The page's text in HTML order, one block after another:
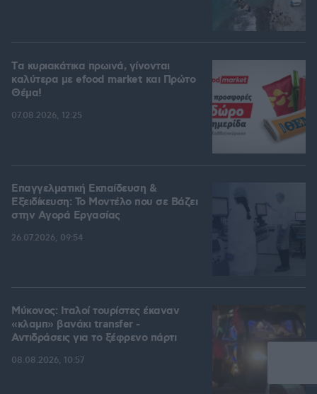
Tα κυριακάτικα πρωινά, γίνονται
καλύτερα με efood market και Πρώτο
Θέμα!
07.08.2026, 12:25
Επαγγελματική Εκπαίδευση &
Εξειδίκευση: Το Mοντέλο που σε Bάζει
στην Aγορά Eργασίας
26.07.2026, 09:54
Μύκονος: Ιταλοί τουρίστες έκαναν
«κλαμπ» βανάκι transfer -
Αντιδράσεις για το ξέφρενο πάρτι
08.08.2026, 10:57